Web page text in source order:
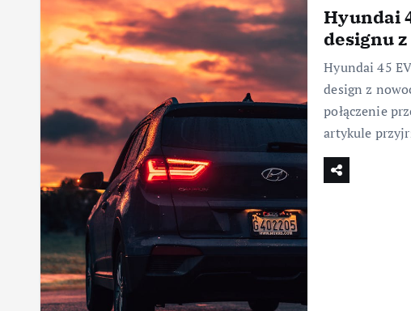
Hyundai
designu
Hyundai 45
design z
połączenie
artykule